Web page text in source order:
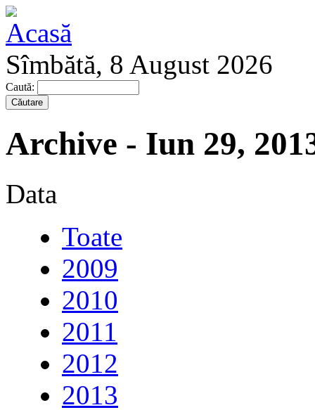
Sîmbătă, 8 August 2026
Caută:
Archive - Iun 29,
Data
Toate
2009
2010
2011
2012
2013